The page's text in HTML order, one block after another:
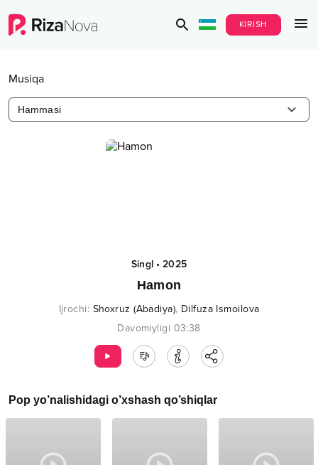
KIRISH
Musiqa
Hammasi
Singl•2025
Hamon
Ijrochi: Shoxruz (Abadiya), Dilfuza Ismoilova
Davomiyligi 03:38
Pop yo’nalishidagi o’xshash qo’shiqlar